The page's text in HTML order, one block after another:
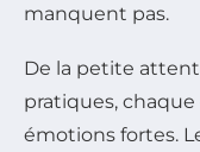
manquent pas.
De la petite
pratiques,
émotions fortes.